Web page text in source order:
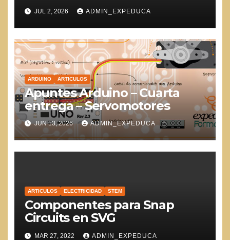
JUL 2, 2026 ADMIN_EXPEDUCA
ARDUINO ARTICULOS
Apuntes Arduino – Cuarta
entrega – Servomotores
JUN 13, 2026 ADMIN_EXPEDUCA
ARTICULOS ELECTRICIDAD STEM
Componentes para Snap
Circuits en SVG
MAR 27, 2022 ADMIN_EXPEDUCA